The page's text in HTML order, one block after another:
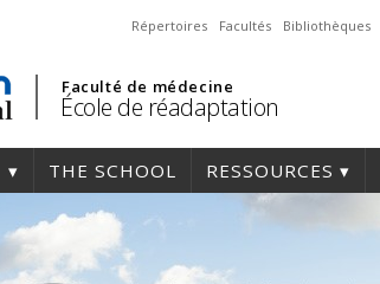
Répertoires Facultés Bibliothèques
Faculté de médecine
École de réadaptation
THE SCHOOL RESSOURCES